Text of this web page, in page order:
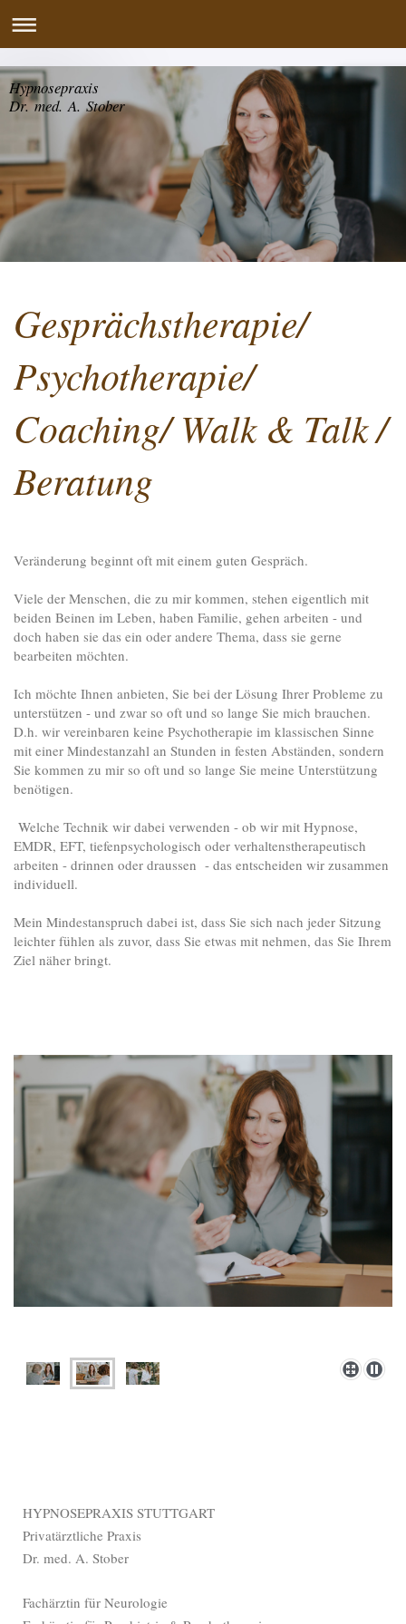
Hypnosepraxis
Dr. med. A. Stober
Gesprächstherapie/
Psychotherapie/
Coaching/ Walk & Talk /
Beratung
Veränderung beginnt oft mit einem guten Gespräch.
Viele der Menschen, die zu mir kommen, stehen eigentlich mit
beiden Beinen im Leben, haben Familie, gehen arbeiten - und
doch haben sie das ein oder andere Thema, dass sie gerne
bearbeiten möchten.
Ich möchte Ihnen anbieten, Sie bei der Lösung Ihrer Probleme zu
unterstützen - und zwar so oft und so lange Sie mich brauchen.
D.h. wir vereinbaren keine Psychotherapie im klassischen Sinne
mit einer Mindestanzahl an Stunden in festen Abständen, sondern
Sie kommen zu mir so oft und so lange Sie meine Unterstützung
benötigen.
Welche Technik wir dabei verwenden - ob wir mit Hypnose,
EMDR, EFT, tiefenpsychologisch oder verhaltenstherapeutisch
arbeiten - drinnen oder draussen - das entscheiden wir zusammen
individuell.
Mein Mindestanspruch dabei ist, dass Sie sich nach jeder Sitzung
leichter fühlen als zuvor, dass Sie etwas mit nehmen, das Sie Ihrem
Ziel näher bringt.
HYPNOSEPRAXIS STUTTGART
Privatärztliche Praxis
Dr. med. A. Stober
Fachärztin für Neurologie